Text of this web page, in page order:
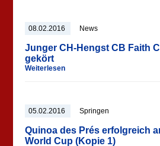
08.02.2016 News
Junger CH-Hengst CB Faith
gekört
Weiterlesen
05.02.2016 Springen
Quinoa des Prés erfolgreich
World Cup (Kopie 1)